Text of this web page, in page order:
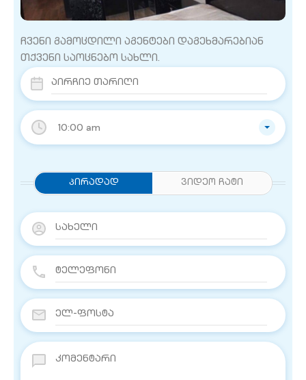
10:00 am
Პირადად ვიდეო ჩატი
ჩვენი გამოცდილი აგენტები დაგეხმარებიან
თქვენი საოცნებო სახლი.